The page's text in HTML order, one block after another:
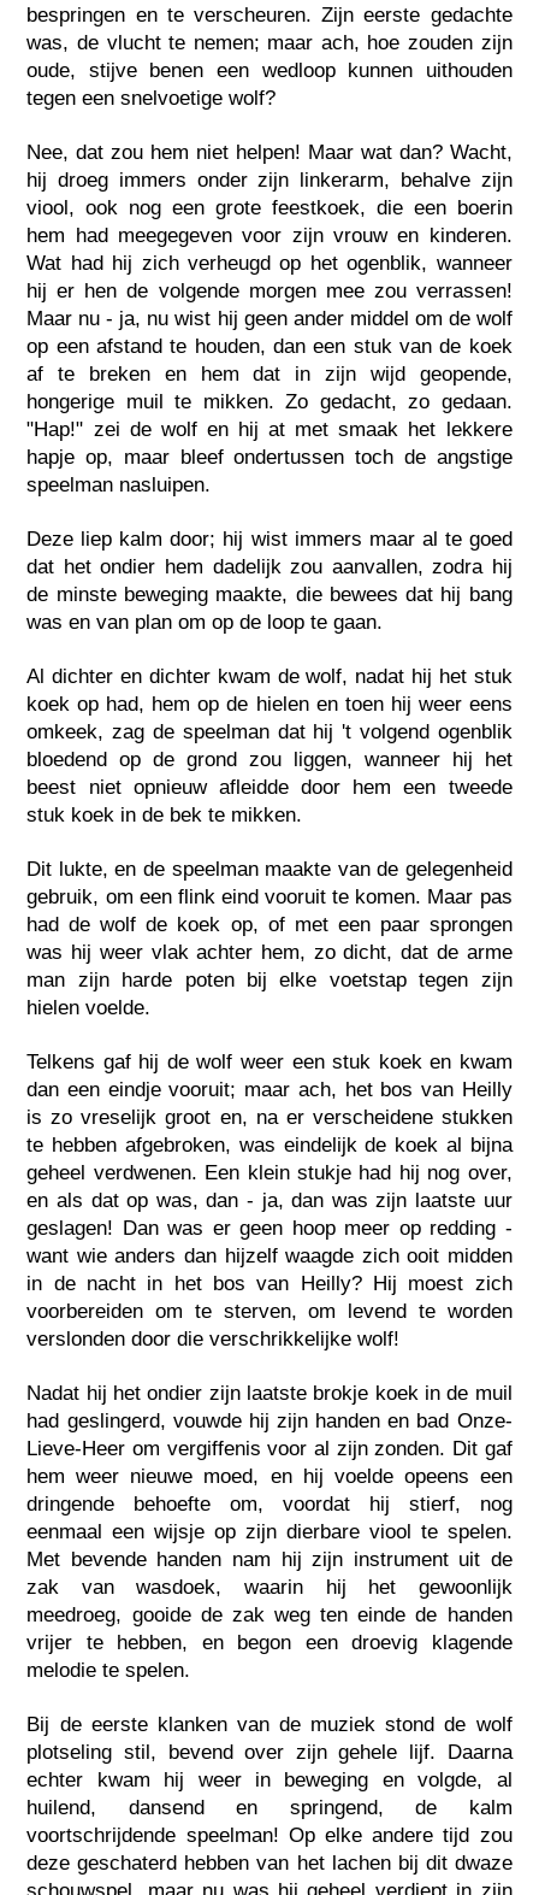
bespringen en te verscheuren. Zijn eerste gedachte
was, de vlucht te nemen; maar ach, hoe zouden zijn
oude, stijve benen een wedloop kunnen uithouden
tegen een snelvoetige wolf?
Nee, dat zou hem niet helpen! Maar wat dan? Wacht,
hij droeg immers onder zijn linkerarm, behalve zijn
viool, ook nog een grote feestkoek, die een boerin
hem had meegegeven voor zijn vrouw en kinderen.
Wat had hij zich verheugd op het ogenblik, wanneer
hij er hen de volgende morgen mee zou verrassen!
Maar nu - ja, nu wist hij geen ander middel om de wolf
op een afstand te houden, dan een stuk van de koek
af te breken en hem dat in zijn wijd geopende,
hongerige muil te mikken. Zo gedacht, zo gedaan.
"Hap!" zei de wolf en hij at met smaak het lekkere
hapje op, maar bleef ondertussen toch de angstige
speelman nasluipen.
Deze liep kalm door; hij wist immers maar al te goed
dat het ondier hem dadelijk zou aanvallen, zodra hij
de minste beweging maakte, die bewees dat hij bang
was en van plan om op de loop te gaan.
Al dichter en dichter kwam de wolf, nadat hij het stuk
koek op had, hem op de hielen en toen hij weer eens
omkeek, zag de speelman dat hij 't volgend ogenblik
bloedend op de grond zou liggen, wanneer hij het
beest niet opnieuw afleidde door hem een tweede
stuk koek in de bek te mikken.
Dit lukte, en de speelman maakte van de gelegenheid
gebruik, om een flink eind vooruit te komen. Maar pas
had de wolf de koek op, of met een paar sprongen
was hij weer vlak achter hem, zo dicht, dat de arme
man zijn harde poten bij elke voetstap tegen zijn
hielen voelde.
Telkens gaf hij de wolf weer een stuk koek en kwam
dan een eindje vooruit; maar ach, het bos van Heilly
is zo vreselijk groot en, na er verscheidene stukken
te hebben afgebroken, was eindelijk de koek al bijna
geheel verdwenen. Een klein stukje had hij nog over,
en als dat op was, dan - ja, dan was zijn laatste uur
geslagen! Dan was er geen hoop meer op redding -
want wie anders dan hijzelf waagde zich ooit midden
in de nacht in het bos van Heilly? Hij moest zich
voorbereiden om te sterven, om levend te worden
verslonden door die verschrikkelijke wolf!
Nadat hij het ondier zijn laatste brokje koek in de muil
had geslingerd, vouwde hij zijn handen en bad Onze-
Lieve-Heer om vergiffenis voor al zijn zonden. Dit gaf
hem weer nieuwe moed, en hij voelde opeens een
dringende behoefte om, voordat hij stierf, nog
eenmaal een wijsje op zijn dierbare viool te spelen.
Met bevende handen nam hij zijn instrument uit de
zak van wasdoek, waarin hij het gewoonlijk
meedroeg, gooide de zak weg ten einde de handen
vrijer te hebben, en begon een droevig klagende
melodie te spelen.
Bij de eerste klanken van de muziek stond de wolf
plotseling stil, bevend over zijn gehele lijf. Daarna
echter kwam hij weer in beweging en volgde, al
huilend, dansend en springend, de kalm
voortschrijdende speelman! Op elke andere tijd zou
deze geschaterd hebben van het lachen bij dit dwaze